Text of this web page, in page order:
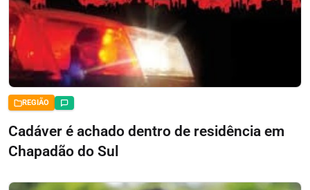
REGIÃO
Cadáver é achado dentro de residência em
Chapadão do Sul